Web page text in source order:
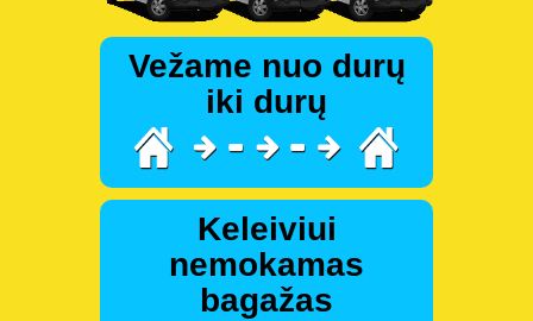
Vežame nuo durų
iki durų
Keleiviui
nemokamas
bagažas